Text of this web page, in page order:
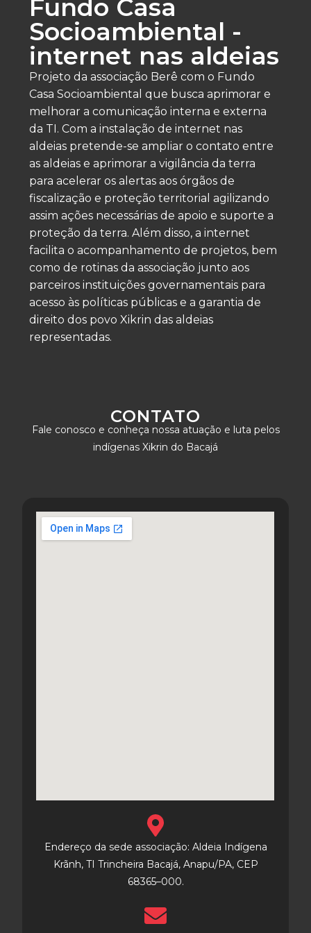
Fundo Casa
Socioambiental -
internet nas aldeias
Projeto da associação Berê com o Fundo
Casa Socioambiental que busca aprimorar e
melhorar a comunicação interna e externa
da TI. Com a instalação de internet nas
aldeias pretende-se ampliar o contato entre
as aldeias e aprimorar a vigilância da terra
para acelerar os alertas aos órgãos de
fiscalização e proteção territorial agilizando
assim ações necessárias de apoio e suporte a
proteção da terra. Além disso, a internet
facilita o acompanhamento de projetos, bem
como de rotinas da associação junto aos
parceiros instituições governamentais para
acesso às políticas públicas e a garantia de
direito dos povo Xikrin das aldeias
representadas.
CONTATO
Fale conosco e conheça nossa atuação e luta pelos
indígenas Xikrin do Bacajá
Endereço da sede associação: Aldeia Indígena
Krãnh, TI Trincheira Bacajá, Anapu/PA, CEP
68365–000.